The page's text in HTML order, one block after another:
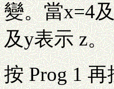
變。當x=4
及y表示 z。
按 Prog 1